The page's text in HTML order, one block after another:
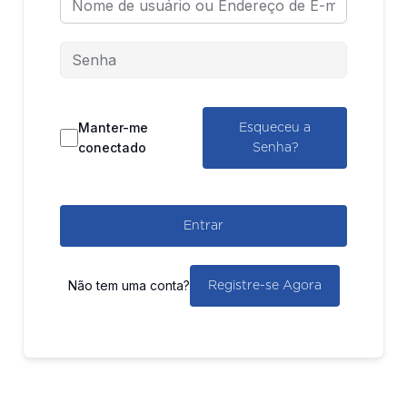
Manter-me
conectado
Esqueceu a
Senha?
Entrar
Não tem uma conta? Registre-se Agora